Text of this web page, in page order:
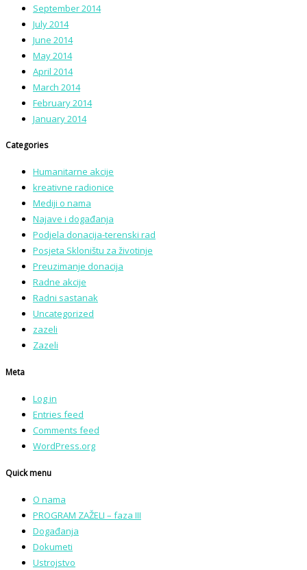
September 2014
July 2014
June 2014
May 2014
April 2014
March 2014
February 2014
January 2014
Categories
Humanitarne akcije
kreativne radionice
Mediji o nama
Najave i događanja
Podjela donacija-terenski rad
Posjeta Skloništu za životinje
Preuzimanje donacija
Radne akcije
Radni sastanak
Uncategorized
zazeli
Zazeli
Meta
Log in
Entries feed
Comments feed
WordPress.org
Quick menu
O nama
PROGRAM ZAŽELI – faza III
Događanja
Dokumeti
Ustrojstvo